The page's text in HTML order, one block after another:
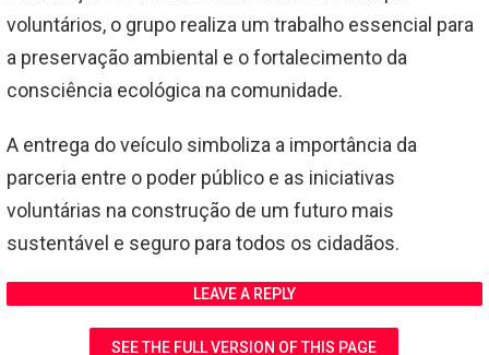
voluntários, o grupo realiza um trabalho essencial para
a preservação ambiental e o fortalecimento da
consciência ecológica na comunidade.
A entrega do veículo simboliza a importância da
parceria entre o poder público e as iniciativas
voluntárias na construção de um futuro mais
sustentável e seguro para todos os cidadãos.
LEAVE A REPLY
SEE THE FULL VERSION OF THIS PAGE